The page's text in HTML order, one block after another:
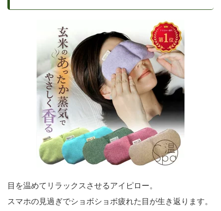
目を温めてリラックスさせるアイピロー。
スマホの見過ぎでショボショボ疲れた目が生き返ります。